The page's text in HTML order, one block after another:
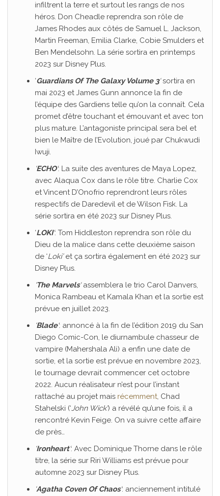
infiltrent la terre et surtout les rangs de nos
héros. Don Cheadle reprendra son rôle de
James Rhodes aux côtés de Samuel L. Jackson,
Martin Freeman, Emilia Clarke, Cobie Smulders et
Ben Mendelsohn. La série sortira en printemps
2023 sur Disney Plus.
‘Guardians Of The Galaxy Volume 3‘sortira en
mai 2023 et James Gunn annonce la fin de
l’équipe des Gardiens telle qu’on la connaît. Cela
promet d’être touchant et émouvant et avec ton
plus mature. L’antagoniste principal sera bel et
bien le Maître de l’Evolution, joué par Chukwudi
Iwuji.
ECHO‘: La suite des aventures de Maya Lopez,
avec Alaqua Cox dans le rôle titre. Charlie Cox
et Vincent D’Onofrio reprendront leurs rôles
respectifs de Daredevil et de Wilson Fisk. La
série sortira en été 2023 sur Disney Plus.
‘LOKI‘: Tom Hiddleston reprendra son rôle du
Dieu de la malice dans cette deuxième saison
de ‘Loki’et ça sortira également en été 2023 sur
Disney Plus.
The Marvels‘assemblera le trio Carol Danvers,
Monica Rambeau et Kamala Khan et la sortie est
prévue en juillet 2023.
Blade‘: annoncé à la fin de l’édition 2019 du San
Diego Comic-Con, le diurnambule chasseur de
vampire (Mahershala Ali) a enfin une date de
sortie, et la sortie est prévue en novembre 2023,
le tournage devrait commencer cet octobre
2022. Aucun réalisateur n’est pour l’instant
rattaché au projet mais récemment, Chad
Stahelski (‘John Wick’) a révélé qu’une fois, il a
rencontré Kevin Feige. On va suivre cette affaire
de près…
Ironheart‘: Avec Dominique Thorne dans le rôle
titre, la série sur Riri Williams est prévue pour
automne 2023 sur Disney Plus.
Agatha Coven Of Chaos‘: anciennement intitulé